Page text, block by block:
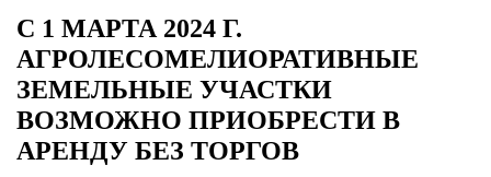
С 1 МАРТА 2024 Г.
АГРОЛЕСОМЕЛИОРАТИВНЫЕ
ЗЕМЕЛЬНЫЕ УЧАСТКИ
ВОЗМОЖНО ПРИОБРЕСТИ В
АРЕНДУ БЕЗ ТОРГОВ